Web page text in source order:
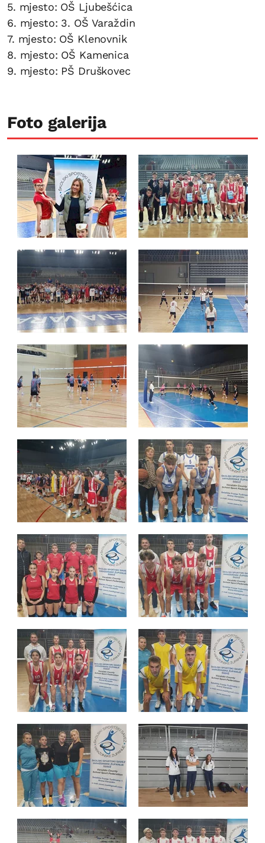
5. mjesto: OŠ Ljubešćica
6. mjesto: 3. OŠ Varaždin
7. mjesto: OŠ Klenovnik
8. mjesto: OŠ Kamenica
9. mjesto: PŠ Druškovec
Foto galerija